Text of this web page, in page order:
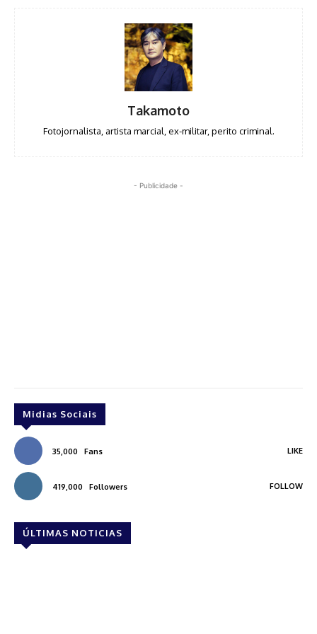
Takamoto
Fotojornalista, artista marcial, ex-militar, perito criminal.
- Publicidade -
Midias Sociais
35,000 Fans LIKE
419,000 Followers FOLLOW
ÚLTIMAS NOTICIAS